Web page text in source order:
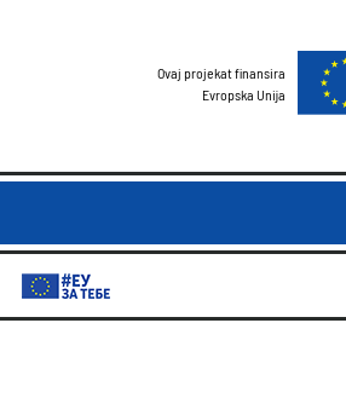
Ovaj projekat finansira
Evropska Unija